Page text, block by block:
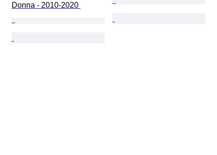
Donna - 2010-2020